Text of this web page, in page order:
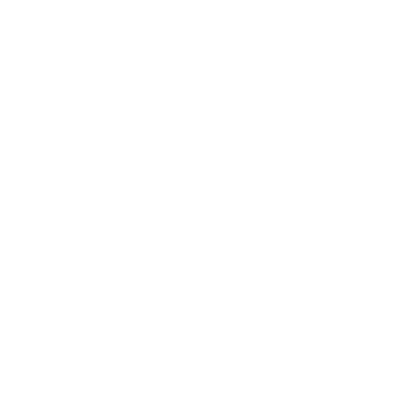
bir özeti niteliğinde.
olarak tanımlanan
Türkiye konserlerinde
The Grave"in akıllardan
noktalarına kadar
cezbedici gücü
saklı tutar.